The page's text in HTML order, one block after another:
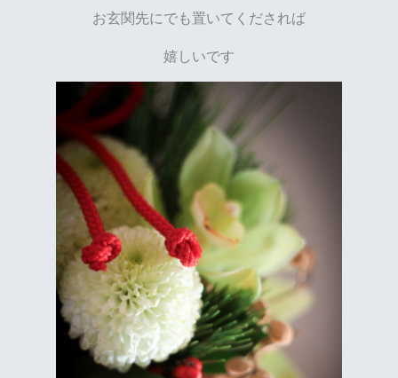
お玄関先にでも置いてくだされば
嬉しいです